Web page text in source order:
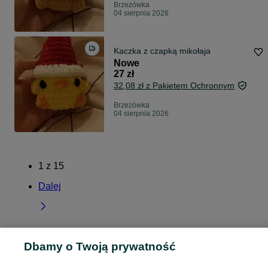
Brzezówka
04 sierpnia 2026
Kaczka z czapką mikołaja
Nowe
27 zł
32,08 zł z Pakietem Ochronnym
Brzezówka
04 sierpnia 2026
1 z 15
Dalej
Strona główna Małopolskie Brzezówka
Dbamy o Twoją prywatność